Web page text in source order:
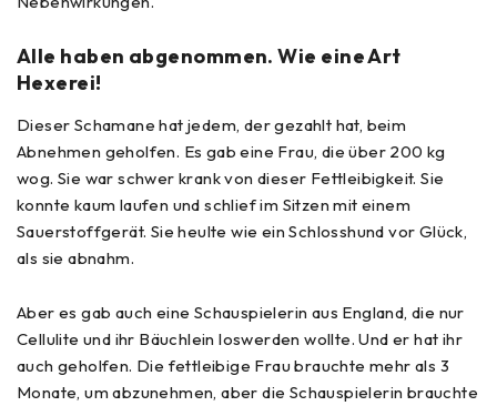
Alle haben abgenommen. Wie eine Art
Hexerei!
Dieser Schamane hat jedem, der gezahlt hat, beim
Abnehmen geholfen. Es gab eine Frau, die über 200 kg
wog. Sie war schwer krank von dieser Fettleibigkeit. Sie
konnte kaum laufen und schlief im Sitzen mit einem
Sauerstoffgerät. Sie heulte wie ein Schlosshund vor Glück,
als sie abnahm.
Aber es gab auch eine Schauspielerin aus England, die nur
Cellulite und ihr Bäuchlein loswerden wollte. Und er hat ihr
auch geholfen. Die fettleibige Frau brauchte mehr als 3
Monate, um abzunehmen, aber die Schauspielerin brauchte